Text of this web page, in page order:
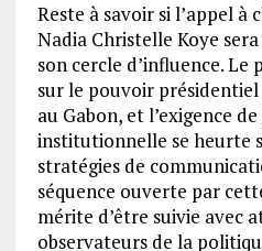
Reste à savoir si l’appel
Nadia Christelle Koye
son cercle d’influence.
sur le pouvoir
au Gabon, et l’exigence
institutionnelle se heurte
stratégies de
séquence ouverte par
mérite d’être suivie avec
observateurs de la